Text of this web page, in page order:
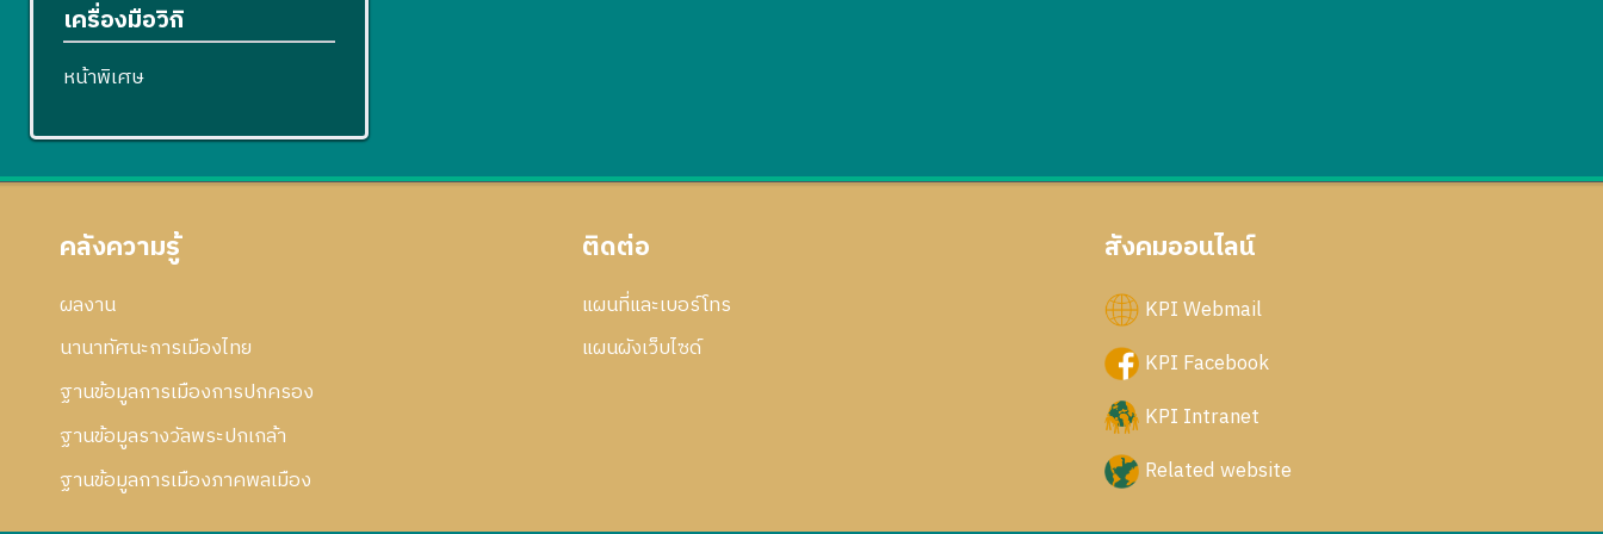
เครื่องมือวิกิ
หน้าพิเศษ
คลังความรู้
ผลงาน
นานาทัศนะการเมืองไทย
ฐานข้อมูลการเมืองการปกครอง
ฐานข้อมูลรางวัลพระปกเกล้า
ฐานข้อมูลการเมืองภาคพลเมือง
ติดต่อ
แผนที่และเบอร์โทร
แผนผังเว็บไซด์
สังคมออนไลน์
KPI Webmail
KPI Facebook
KPI Intranet
Related website